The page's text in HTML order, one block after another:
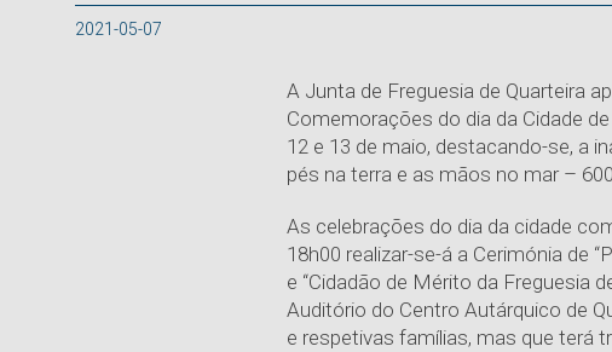
2021-05-07
A Junta de Freguesia de Quarteira
Comemorações do dia da Cidade
12 e 13 de maio, destacando-se, a
pés na terra e as mãos no mar –
As celebrações do dia da cidade
18h00 realizar-se-á a Cerimónia de
e “Cidadão de Mérito da Freguesia
Auditório do Centro Autárquico de
e respetivas famílias, mas que terá